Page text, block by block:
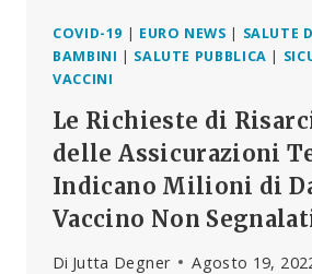
2022
COVID-19 | EURO NEWS | SALUTE
BAMBINI | SALUTE PUBBLICA |
VACCINI
Le Richieste di
delle Assicurazioni
Indicano Milioni di
Vaccino Non
Di Jutta Degner Agosto 19,